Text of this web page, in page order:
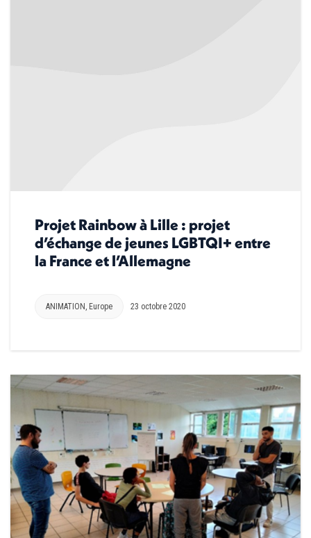
Projet Rainbow à Lille : projet
d’échange de jeunes LGBTQI+ entre
la France et l’Allemagne
ANIMATION , Europe 23 octobre 2020